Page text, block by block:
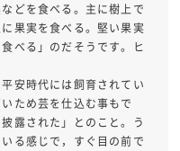
どを食べる。主に樹上で
果実を食べる。堅い果実
べる」のだそうです。ヒ
安時代には飼育されてい
ため芸を仕込む事もで
露された」とのこと。う
る感じで，すぐ目の前で